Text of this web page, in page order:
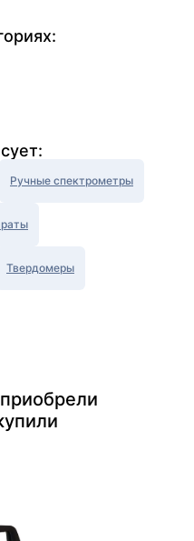
Ручные спектрометры
Твердомеры